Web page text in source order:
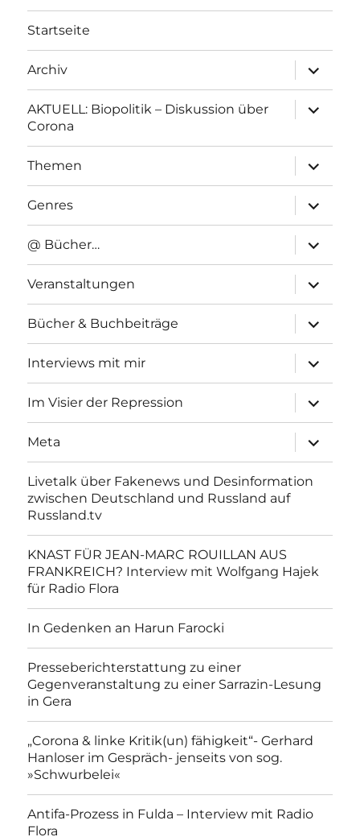
Startseite
Archiv
anzeigen
AKTUELL: Biopolitik – Diskussion über
Corona
anzeigen
Themen
anzeigen
Genres
anzeigen
@ Bücher…
anzeigen
Veranstaltungen
anzeigen
Bücher & Buchbeiträge
anzeigen
Interviews mit mir
anzeigen
Im Visier der Repression
anzeigen
Meta
anzeigen
Livetalk über Fakenews und Desinformation
zwischen Deutschland und Russland auf
Russland.tv
KNAST FÜR JEAN-MARC ROUILLAN AUS
FRANKREICH? Interview mit Wolfgang Hajek
für Radio Flora
In Gedenken an Harun Farocki
Presseberichterstattung zu einer
Gegenveranstaltung zu einer Sarrazin-Lesung
in Gera
„Corona & linke Kritik(un) fähigkeit“- Gerhard
Hanloser im Gespräch- jenseits von sog.
»Schwurbelei«
Antifa-Prozess in Fulda – Interview mit Radio
Flora